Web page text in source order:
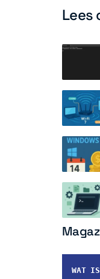
Lees
WAT